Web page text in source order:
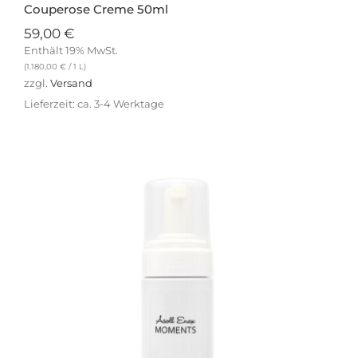
Couperose Creme 50ml
59,00 €
Enthält 19% MwSt.
(1.180,00 € / 1 L)
zzgl. Versand
Lieferzeit: ca. 3-4 Werktage